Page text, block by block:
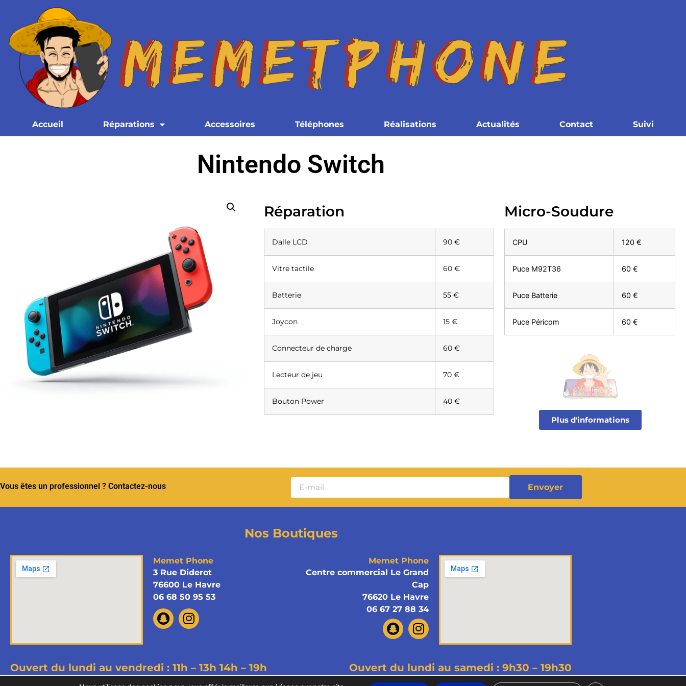
Accueil Réparations Accessoires Téléphones Réalisations Actualités Contact Suivi
Nintendo Switch
Réparation
Dalle LCD 90 €
Vitre tactile 60 €
Batterie 55 €
Joycon 15 €
Connecteur de charge 60 €
Lecteur de jeu 70 €
Bouton Power 40 €
Micro-Soudure
CPU 120 €
Puce M92T36 60 €
Puce Batterie 60 €
Puce Péricom 60 €
Plus d'informations
Vous êtes un professionnel ? Contactez-nous Envoyer
Nos Boutiques
Memet Phone
3 Rue Diderot
76600 Le Havre
06 68 50 95 53
Memet Phone
Centre commercial Le Grand
Cap
76620 Le Havre
06 67 27 88 34
Ouvert du lundi au vendredi : 11h – 13h 14h – 19h Ouvert du lundi au samedi : 9h30 – 19h30